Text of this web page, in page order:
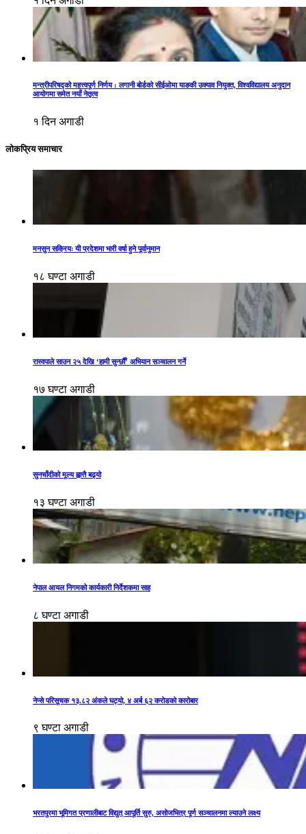
मन्त्रीपरिषद्को महत्त्वपूर्ण निर्णय : लगानी बोर्डको सीईओमा याङकी उक्याव नियुक्त, विश्वविद्यालय अनुदान
आयोगमा समेत नयाँ नेतृत्व
१ दिन अगाडी
लोकप्रिय समाचार
मनसुन सक्रियः यी प्रदेशमा भारी वर्षा हुने पूर्वानुमान
१८ घण्टा अगाडी
रास्वपाले साउन २५ देखि ‘हामी सुन्छौँ’ अभियान सञ्चालन गर्ने
१७ घण्टा अगाडी
सुनचाँदीको मूल्य ह्वात्तै बढ्यो
१३ घण्टा अगाडी
नेपाल आयल निगमको कार्यकारी निर्देशकमा साह
८ घण्टा अगाडी
नेप्से परिसूचक १३.८२ अंकले घट्यो, ४ अर्ब ६२ करोडको कारोबार
९ घण्टा अगाडी
भरतपुरमा भूमिगत प्रणालीबाट विद्युत् आपूर्ति सुरु, असोजभित्र पूर्ण सञ्चालनमा ल्याउने लक्ष्य